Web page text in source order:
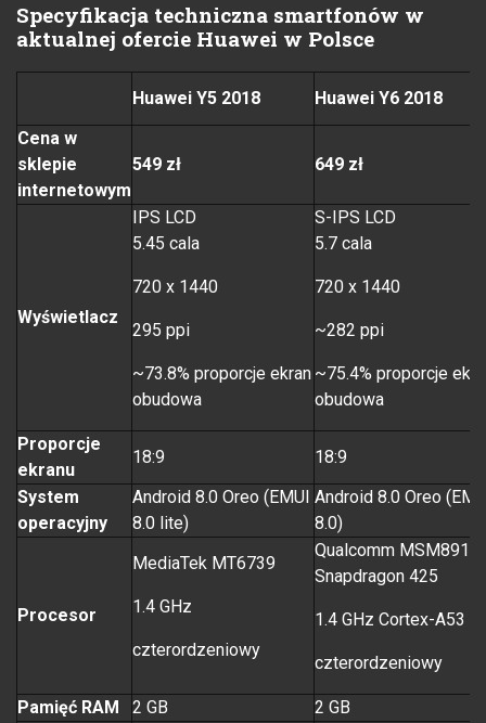
Specyfikacja techniczna smartfonów w
aktualnej ofercie Huawei w Polsce
Huawei Y5 2018
Huawei Y6 2018
Cena w
sklepie
internetowym
549 zł 649 zł
Wyświetlacz
IPS LCD
5.45 cala
720 x 1440
295 ppi
~73.8% proporcje ekran
obudowa
S-IPS LCD
5.7 cala
720 x 1440
~282 ppi
~75.4% proporcje
obudowa
Proporcje
ekranu
18:9
18:9
System
operacyjny
Android 8.0 Oreo (EMUI
8.0 lite)
Android 8.0 Oreo
8.0)
Procesor
MediaTek MT6739
1.4 GHz
czterordzeniowy
Qualcomm MSM8917
Snapdragon 425
1.4 GHz Cortex-A53
czterordzeniowy
Pamięć RAM 2 GB
2 GB